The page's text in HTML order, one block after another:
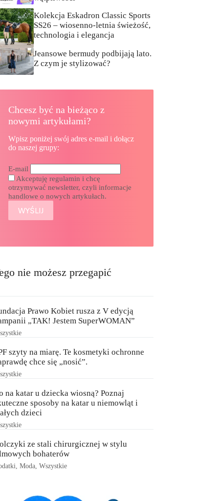
Kolekcja Eskadron Classic Sports
SS26 – wiosenno-letnia świeżość,
technologia i elegancja
Jeansowe bermudy podbijają lato.
Z czym je stylizować?
Chcesz być na bieżąco z
nowymi artykułami?
Wpisz poniżej swój adres e-mail i dołącz
do naszej grupy:
E-mail
Akceptuję regulamin i chcę
otrzymywać newsletter, czyli informacje
handlowe o nowych artykułach.
nie możesz przegapić
Prawo Kobiet rusza z V edycją
„TAK! Jestem SuperWOMAN”
szyty na miarę. Te kosmetyki ochronne
chce się „nosić”.
na katar u dziecka wiosną? Poznaj
sposoby na katar u niemowląt i
dzieci
ze stali chirurgicznej w stylu
bohaterów
,Moda ,Wszystkie